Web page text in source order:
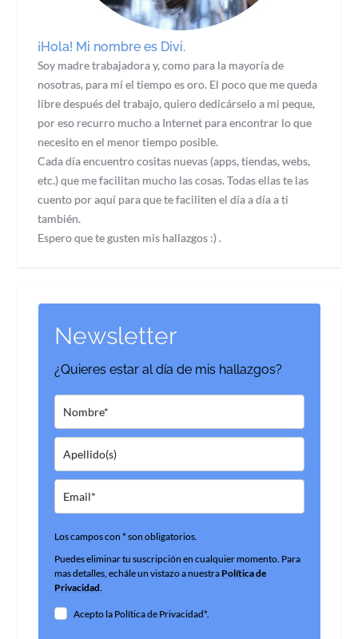
¡Hola! Mi nombre es Divi.
Soy madre trabajadora y, como para la mayoría de
nosotras, para mí el tiempo es oro. El poco que me queda
libre después del trabajo, quiero dedicárselo a mi peque,
por eso recurro mucho a Internet para encontrar lo que
necesito en el menor tiempo posible.
Cada día encuentro cositas nuevas (apps, tiendas, webs,
etc.) que me facilitan mucho las cosas. Todas ellas te las
cuento por aquí para que te faciliten el día a día a ti
también.
Espero que te gusten mis hallazgos :) .
Newsletter
¿Quieres estar al día de mis hallazgos?
Los campos con * son obligatorios.
Puedes eliminar tu suscripción en cualquier momento. Para
mas detalles, echále un vistazo a nuestraPolítica de
Privacidad.
Acepto la Política de Privacidad*.